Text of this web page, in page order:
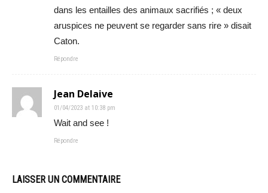
dans les entailles des animaux sacrifiés ; « deux
aruspices ne peuvent se regarder sans rire » disait
Caton.
Répondre
Jean Delaive
01/04/2023 at 10:38 pm
Wait and see !
Répondre
LAISSER UN COMMENTAIRE